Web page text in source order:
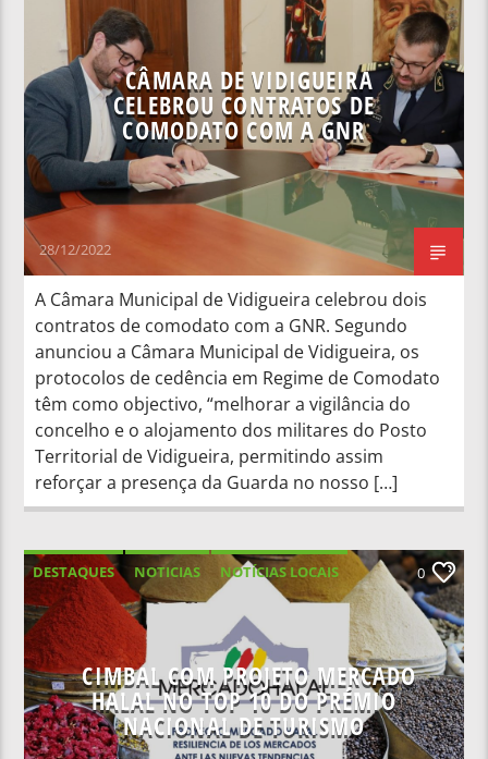
NOTÍCIAS NACIONAIS
CÂMARA DE VIDIGUEIRA
CELEBROU CONTRATOS DE
COMODATO COM A GNR
28/12/2022
A Câmara Municipal de Vidigueira celebrou dois
contratos de comodato com a GNR. Segundo
anunciou a Câmara Municipal de Vidigueira, os
protocolos de cedência em Regime de Comodato
têm como objectivo, “melhorar a vigilância do
concelho e o alojamento dos militares do Posto
Territorial de Vidigueira, permitindo assim
reforçar a presença da Guarda no nosso […]
DESTAQUES NOTICIAS
NOTÍCIAS LOCAIS
NOTÍCIAS NACIONAIS
0
CIMBAL COM PROJETO MERCADO
HALAL NO TOP 10 DO PRÉMIO
NACIONAL DE TURISMO